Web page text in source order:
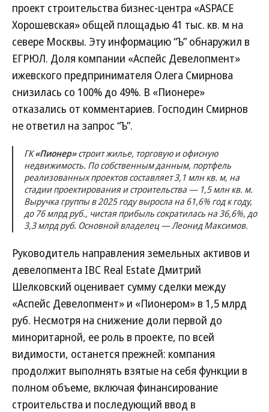
проект строительства бизнес-центра «ASPACE
Хорошевская» общей площадью 41 тыс. кв. м на
севере Москвы. Эту информацию “Ъ” обнаружил в
ЕГРЮЛ. Доля компании «Аспейс Девелопмент»
ижевского предпринимателя Олега Смирнова
снизилась со 100% до 49%. В «Пионере»
отказались от комментариев. Господин Смирнов
не ответил на запрос “Ъ”.
ГК«Пионер»строит жилье, торговую и офисную
недвижимость. По собственным данным, портфель
реализованных проектов составляет 3,1 млн кв. м, на
стадии проектирования и строительства — 1,5 млн кв. м.
Выручка группы в 2025 году выросла на 61,6% год к году,
до 76 млрд руб., чистая прибыль сократилась на 36,6%, до
3,3 млрд руб. Основной владелец — Леонид Максимов.
Руководитель направления земельных активов и
девелопмента IBC Real Estate Дмитрий
Шелковский оценивает сумму сделки между
«Аспейс Девелопмент» и «Пионером» в 1,5 млрд
руб. Несмотря на снижение доли первой до
миноритарной, ее роль в проекте, по всей
видимости, останется прежней: компания
продолжит выполнять взятые на себя функции в
полном объеме, включая финансирование
строительства и последующий ввод в